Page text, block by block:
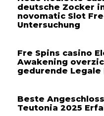
deutsche Zocker
novomatic Slot
Untersuchung
Fre Spins casino
Awakening
gedurende Legale
Beste
Teutonia 2025